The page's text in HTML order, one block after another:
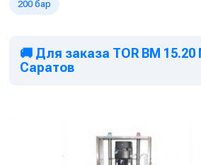
200 бар
🚚 Для заказа TOR BM 15.20
Саратов